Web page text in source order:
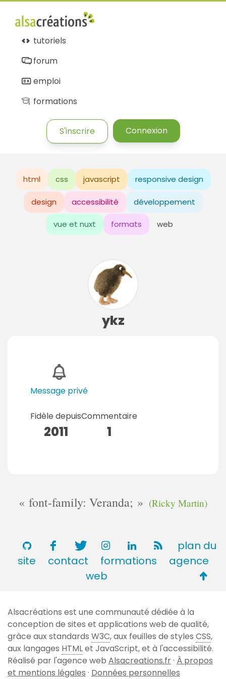
tutoriels
forum
emploi
formations
S'inscrire Connexion
html css javascript responsive design
design accessibilité développement
vue et nuxt formats web
ykz
Message privé
Fidèle depuis
2011
Commentaire
1
font-family: Veranda; (Ricky Martin)
plan du
site
contact formations
agence
web
de
page
Alsacréations est une communauté dédiée à la
conception de sites et applications web de qualité,
grâce aux standards W3C, aux feuilles de styles CSS,
aux langages HTMLet JavaScript, et à l'accessibilité.
Réalisé par l'agence web Alsacreations.fr· À propos
et mentions légales · Données personnelles